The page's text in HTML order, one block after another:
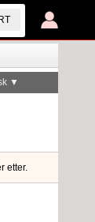
▼
etter.